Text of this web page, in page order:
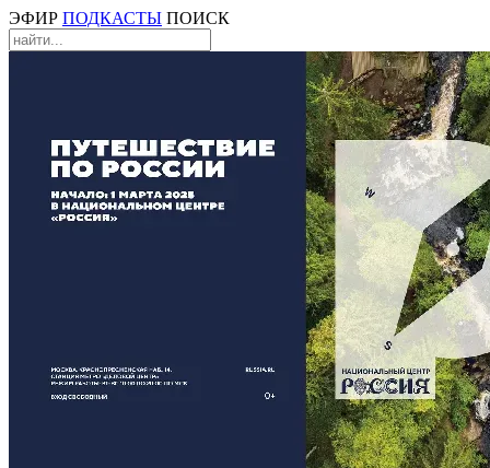
ЭФИР ПОДКАСТЫ ПОИСК